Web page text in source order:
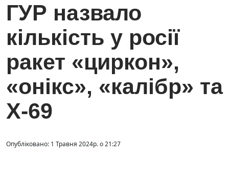
ГУР назвало
кількість у росії
ракет «циркон»,
«онікс», «калібр» та
Х-69
Опубліковано: 1 Травня 2024р. о 21:27